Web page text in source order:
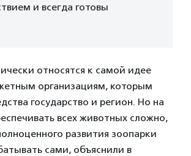
и всегда готовы
относятся к самой идее
организациям, которым
государство и регион. Но на
всех животных сложно,
развития зоопарки
сами, объяснили в